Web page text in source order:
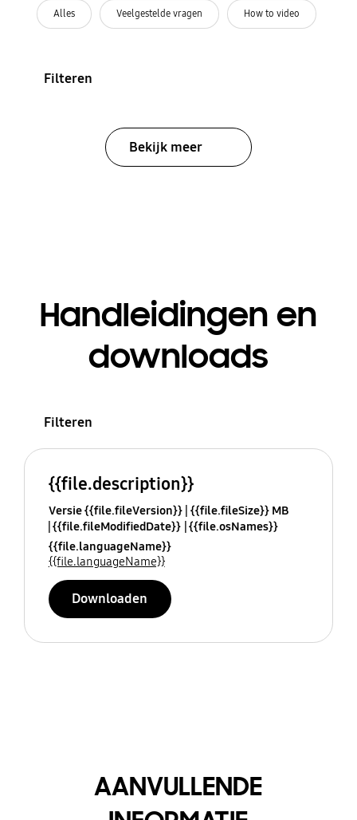
Alles Veelgestelde vragen How to video
Filteren
Bekijk meer
Handleidingen en
downloads
Filteren
{{file.description}}
Versie {{file.fileVersion}} {{file.fileSize}} MB
{{file.fileModifiedDate}} {{file.osNames}}
{{file.languageName}}
{{file.languageName}}
Downloaden
AANVULLENDE